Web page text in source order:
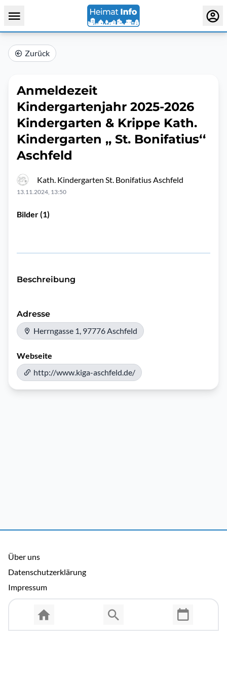
Zurück
Anmeldezeit
Kindergartenjahr 2025-2026
Kindergarten & Krippe Kath.
Kindergarten ,, St. Bonifatius‘‘
Aschfeld
Kath. Kindergarten St. Bonifatius Aschfeld
13.11.2024, 13:50
Bilder (1)
Beschreibung
Adresse
Herrngasse 1, 97776 Aschfeld
Webseite
http://www.kiga-aschfeld.de/
Über uns
Datenschutzerklärung
Impressum
Allgemeine Nutzungsbedingungen